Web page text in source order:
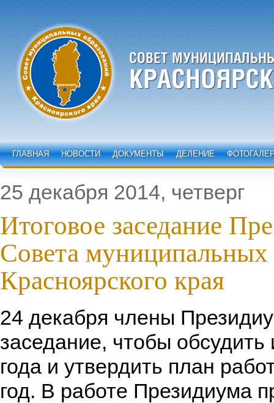
ГЛАВНАЯ НОВОСТИ ДОКУМЕНТЫ ДЕЛЕНИЕ
25 декабря 2014, четверг
Итоговое заседание
Совета муниципальных
Красноярского края
24 декабря члены
заседание, чтобы обсудить
года и утвердить план
год. В работе Президиума